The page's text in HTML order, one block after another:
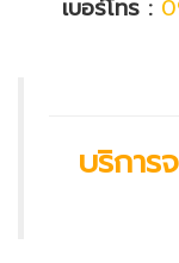
เบอร์โทร :
บริการ